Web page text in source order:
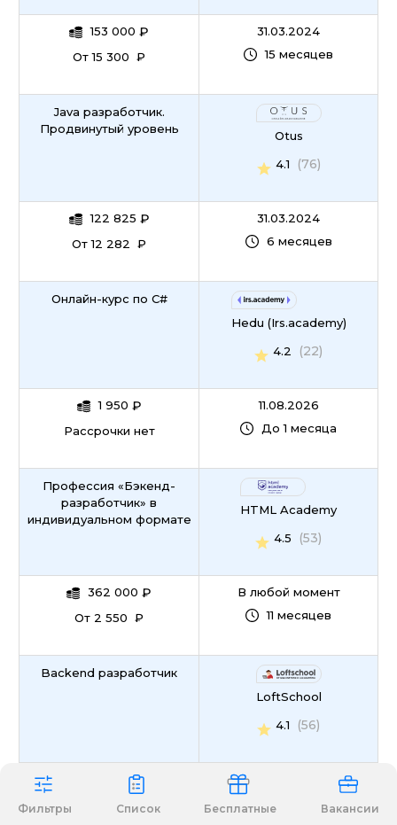
Фильтры Список Бесплатные Вакансии
153 000 ₽
От 15 300 ₽
31.03.2024
15 месяцев
Java разработчик.
Продвинутый уровень
122 825 ₽
От 12 282 ₽
Otus
4.1
(76)
31.03.2024
6 месяцев
Онлайн-курс по С#
1 950 ₽
Рассрочки нет
Hedu (Irs.academy)
4.2
(22)
11.08.2026
До 1 месяца
Профессия «Бэкенд-
разработчик» в
индивидуальном формате
362 000 ₽
От 2 550 ₽
HTML Academy
4.5
(53)
В любой момент
11 месяцев
Backend разработчик
34 860₽
От 1 452 ₽
LoftSchool
4.1
(56)
В любой момент
3 месяца